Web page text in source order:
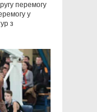
перемогу
у
з